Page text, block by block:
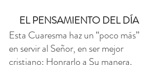
EL PENSAMIENTO DEL DÍA
Esta Cuaresma haz un “poco más”
en servir al Señor, en ser mejor
cristiano: Honrarlo a Su manera.